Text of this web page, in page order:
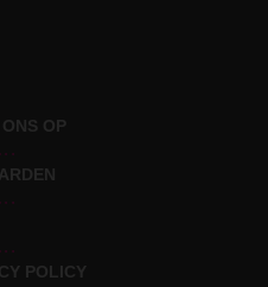
leider wil jij
OP
POLICY